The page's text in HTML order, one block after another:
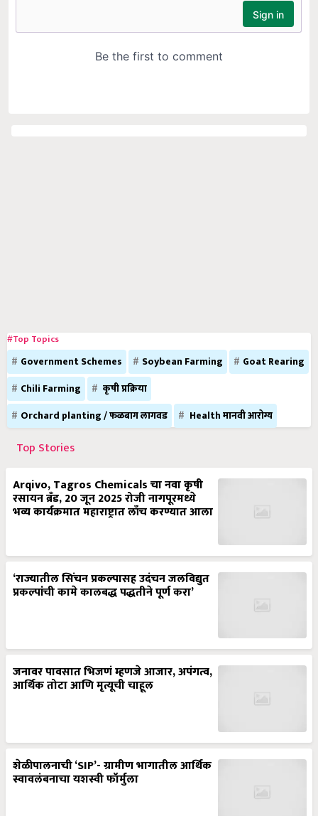
#Top Topics
Government Schemes Soybean Farming
Goat Rearing
Chili Farming
कृषी प्रक्रिया
Orchard planting / फळबाग लागवड
Health मानवी आरोग्य
Top Stories
Arqivo, Tagros Chemicals चा नवा कृषी
रसायन ब्रँड, 20 जून 2025 रोजी नागपूरमध्ये
भव्य कार्यक्रमात महाराष्ट्रात लाँच करण्यात आला
‘राज्यातील सिंचन प्रकल्पासह उदंचन जलविद्युत
प्रकल्पांची कामे कालबद्ध पद्धतीने पूर्ण करा’
जनावर पावसात भिजणं म्हणजे आजार, अपंगत्व,
आर्थिक तोटा आणि मृत्यूची चाहूल
शेळीपालनाची ‘SIP’- ग्रामीण भागातील आर्थिक
स्वावलंबनाचा यशस्वी फॉर्मुला